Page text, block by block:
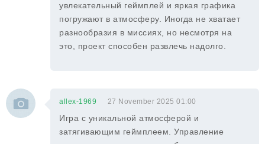
увлекательный геймплей и яркая графика
погружают в атмосферу. Иногда не хватает
разнообразия в миссиях, но несмотря на
это, проект способен развлечь надолго.
allex-1969 27 November 2025 01:00
Игра с уникальной атмосферой и
затягивающим геймплеем. Управление